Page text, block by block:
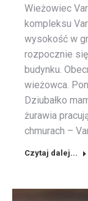
Wieżowiec
kompleksu
wysokość w
rozpocznie
budynku.
wieżowca.
Dziubałko
żurawia
chmurach –
Czytaj dalej...